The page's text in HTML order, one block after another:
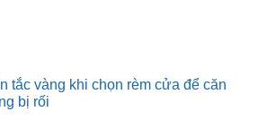
tắc vàng khi chọn rèm cửa để căn
bị rối